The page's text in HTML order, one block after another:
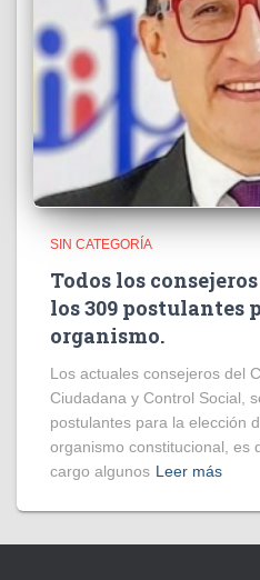
SIN CATEGORÍA
Todos los
los 309 postulantes
organismo.
Los actuales consejeros del
Ciudadana y Control Social,
postulantes para la elección
organismo constitucional, es
cargo algunos Leer más